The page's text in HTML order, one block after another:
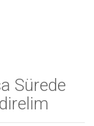
Sürede